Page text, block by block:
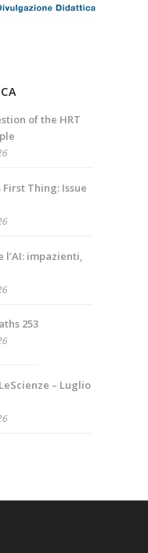
of the HRT
Thing: Issue
impazienti,
253
– Luglio